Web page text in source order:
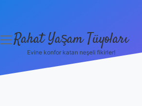
menüyü
Rahat Yaşam Tüyoları
Evine konfor katan neşeli fikirler!